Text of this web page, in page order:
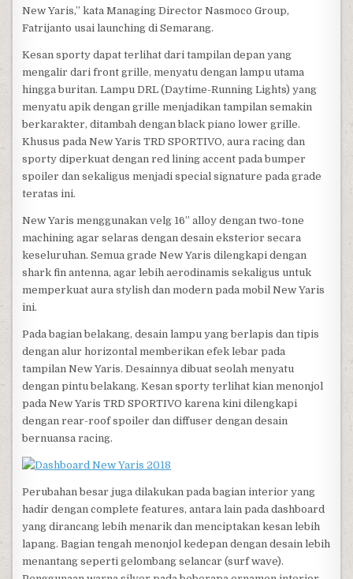
New Yaris,” kata Managing Director Nasmoco Group,
Fatrijanto usai launching di Semarang.
Kesan sporty dapat terlihat dari tampilan depan yang
mengalir dari front grille, menyatu dengan lampu utama
hingga buritan. Lampu DRL (Daytime-Running Lights) yang
menyatu apik dengan grille menjadikan tampilan semakin
berkarakter, ditambah dengan black piano lower grille.
Khusus pada New Yaris TRD SPORTIVO, aura racing dan
sporty diperkuat dengan red lining accent pada bumper
spoiler dan sekaligus menjadi special signature pada grade
teratas ini.
New Yaris menggunakan velg 16” alloy dengan two-tone
machining agar selaras dengan desain eksterior secara
keseluruhan. Semua grade New Yaris dilengkapi dengan
shark fin antenna, agar lebih aerodinamis sekaligus untuk
memperkuat aura stylish dan modern pada mobil New Yaris
ini.
Pada bagian belakang, desain lampu yang berlapis dan tipis
dengan alur horizontal memberikan efek lebar pada
tampilan New Yaris. Desainnya dibuat seolah menyatu
dengan pintu belakang. Kesan sporty terlihat kian menonjol
pada New Yaris TRD SPORTIVO karena kini dilengkapi
dengan rear-roof spoiler dan diffuser dengan desain
bernuansa racing.
Perubahan besar juga dilakukan pada bagian interior yang
hadir dengan complete features, antara lain pada dashboard
yang dirancang lebih menarik dan menciptakan kesan lebih
lapang. Bagian tengah menonjol kedepan dengan desain lebih
menantang seperti gelombang selancar (surf wave).